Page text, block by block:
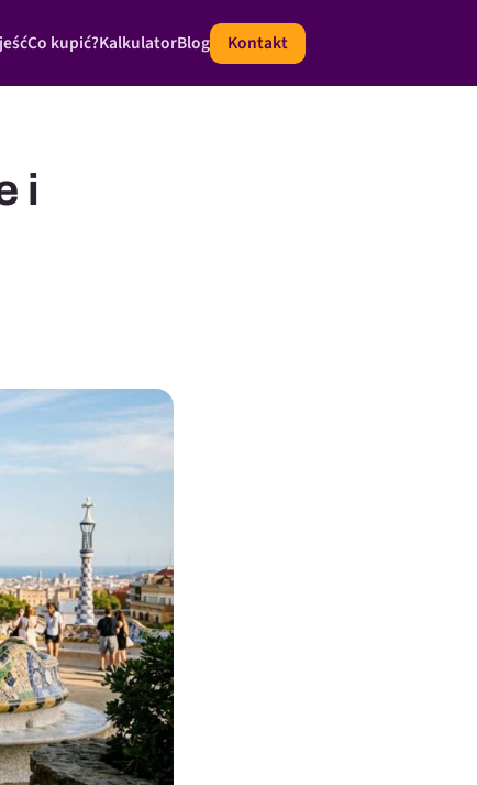
Co kupić?KalkulatorBlog Kontakt
i